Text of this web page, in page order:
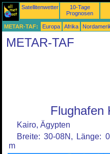
Satellitenwetter
10-Tage
Prognosen
METAR-TAF: Europa Afrika
METAR-TAF
Flughafen
Kairo, Ägypten
Breite: 30-08N, Länge:
m